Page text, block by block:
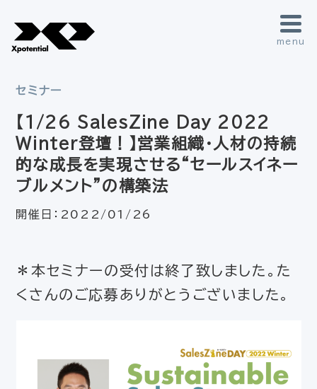
menu
セミナー
【1/26 SalesZine Day 2022
Winter登壇！】営業組織・人材の持続
的な成長を実現させる“セールスイネー
ブルメント”の構築法
開催日： 2022/01/26
＊本セミナーの受付は終了致しました。た
くさんのご応募ありがとうございました。